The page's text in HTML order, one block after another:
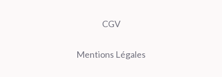
CGV
Mentions Légales